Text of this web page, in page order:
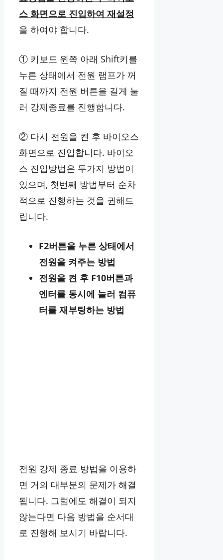
스 화면으로 진입하여 재설정
을 하여야 합니다.
① 키보드 윈쪽 아래 Shift키를
누른 상태에서 전원 램프가 꺼
질 때까지 전원 버튼을 길게 눌
러 강제종료를 진행합니다.
② 다시 전원을 켠 후 바이오스
화면으로 진입합니다. 바이오
스 진입방법은 두가지 방법이
있으며, 첫번째 방법부터 순차
적으로 진행하는 것을 권해드
립니다.
F2버튼을 누른 상태에서
전원을 켜주는 방법
전원을 켠 후 F10버튼과
엔터를 동시에 눌러 컴퓨
터를 재부팅하는 방법
전원 강제 종료 방법을 이용하
면 거의 대부분의 문제가 해결
됩니다. 그럼에도 해결이 되지
않는다면 다음 방법을 순서대
로 진행해 보시기 바랍니다.